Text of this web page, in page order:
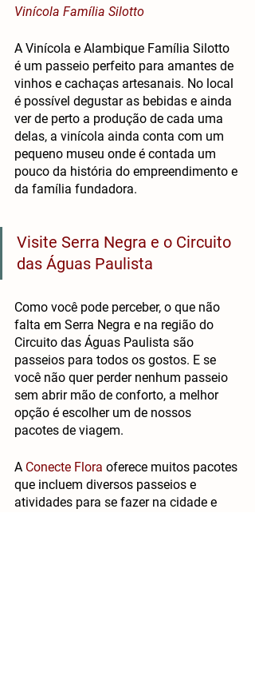
Vinícola Família Silotto
A Vinícola e Alambique Família Silotto
é um passeio perfeito para amantes de
vinhos e cachaças artesanais. No local
é possível degustar as bebidas e ainda
ver de perto a produção de cada uma
delas, a vinícola ainda conta com um
pequeno museu onde é contada um
pouco da história do empreendimento e
da família fundadora.
Visite Serra Negra e o Circuito
das Águas Paulista
Como você pode perceber, o que não
falta em Serra Negra e na região do
Circuito das Águas Paulista são
passeios para todos os gostos. E se
você não quer perder nenhum passeio
sem abrir mão de conforto, a melhor
opção é escolher um de nossos
pacotes de viagem.
A Conecte Flora oferece muitos pacotes
que incluem diversos passeios e
atividades para se fazer na cidade e